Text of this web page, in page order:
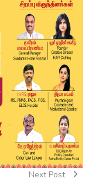
Next Post